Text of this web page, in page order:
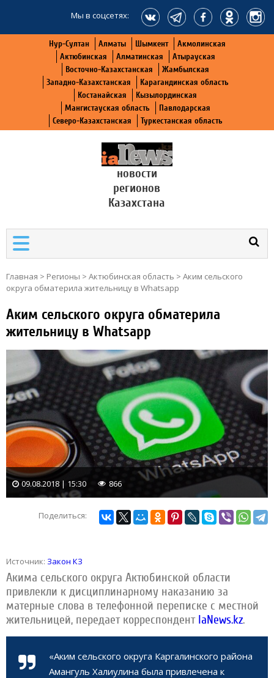
Мы в соцсетях:
Нур-Султан Алматы Шымкент
Акмолинская
Актюбинская
Алматинская
Атырауская
Восточно-Казахстанская
Жамбылская
Западно-Казахстанская
Карагандинская область
Костанайская
Кызылординская
Мангистауская область
Павлодарская
Северо-Казахстанская
Туркестанская область
новости
регионов
Казахстана
Главная > Регионы > Актюбинская область > Аким сельского
округа обматерила жительницу в Whatsapp
Аким сельского округа обматерила
жительницу в Whatsapp
09.08.2018 | 15:30 866
Поделиться:
Источник: Закон КЗ
Акима сельского округа Актюбинской области
привлекли к дисциплинарному наказанию за
матерные слова в телефонной переписке с местной
жительницей, передает корреспондент IaNews.kz.
«Аким сельского округа Каргалинского района
Амангуль Халиулина была привлечена к